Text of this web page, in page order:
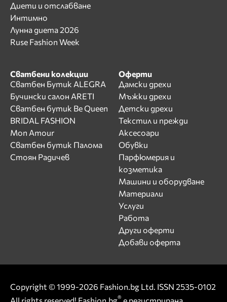
Диети и отслабване
Интимно
Лунна диета 2026
Ruse Fashion Week
Сватбени колекции
Сватбен Бутик ALEGRA
Бучински салон ARETI
Сватбен бутик Be Queen
BRIDAL FASHION
Mon Amour
Сватбен бутик Палома
Стоян Радичев
Оферти
Дамски дрехи
Мъжки дрехи
Детски дрехи
Текстил и прежди
Аксесоари
Обувки
Парфюмерия и
козметика
Машини и оборудване
Материали
Услуги
Работа
Други оферти
Добави оферта
Copyright © 1999-2026 Fashion.bg Ltd. ISSN 2535-0102
®